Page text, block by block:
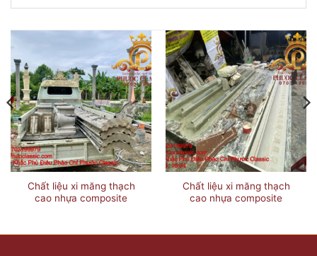
Chất liệu xi măng thạch
cao nhựa composite
Chất liệu xi măng thạch
cao nhựa composite